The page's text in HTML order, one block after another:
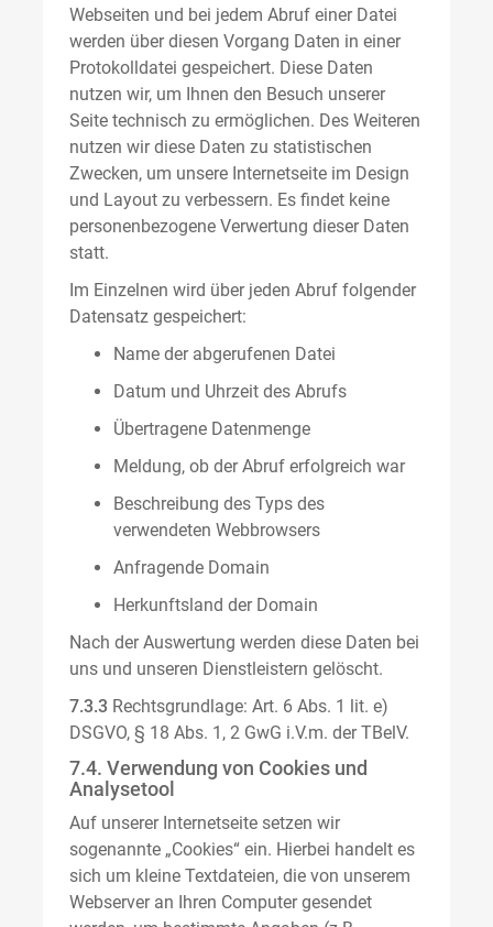
Webseiten und bei jedem Abruf einer Datei
werden über diesen Vorgang Daten in einer
Protokolldatei gespeichert. Diese Daten
nutzen wir, um Ihnen den Besuch unserer
Seite technisch zu ermöglichen. Des Weiteren
nutzen wir diese Daten zu statistischen
Zwecken, um unsere Internetseite im Design
und Layout zu verbessern. Es findet keine
personenbezogene Verwertung dieser Daten
statt.
Im Einzelnen wird über jeden Abruf folgender
Datensatz gespeichert:
Name der abgerufenen Datei
Datum und Uhrzeit des Abrufs
Übertragene Datenmenge
Meldung, ob der Abruf erfolgreich war
Beschreibung des Typs des
verwendeten Webbrowsers
Anfragende Domain
Herkunftsland der Domain
Nach der Auswertung werden diese Daten bei
uns und unseren Dienstleistern gelöscht.
7.3.3 Rechtsgrundlage: Art. 6 Abs. 1 lit. e)
DSGVO, § 18 Abs. 1, 2 GwG i.V.m. der TBelV.
7.4. Verwendung von Cookies und
Analysetool
Auf unserer Internetseite setzen wir
sogenannte „Cookies“ ein. Hierbei handelt es
sich um kleine Textdateien, die von unserem
Webserver an Ihren Computer gesendet